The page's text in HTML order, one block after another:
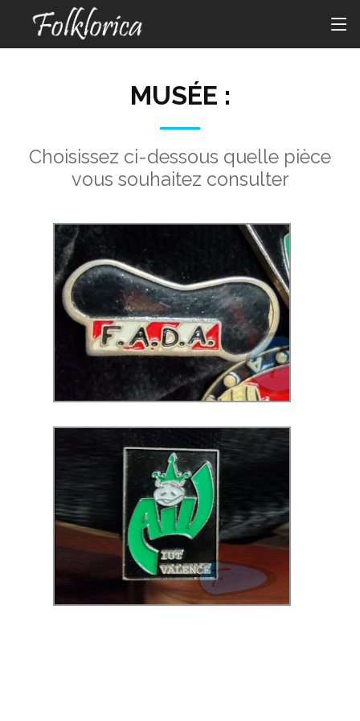
MUSÉE :
Choisissez ci-dessous quelle pièce
vous souhaitez consulter